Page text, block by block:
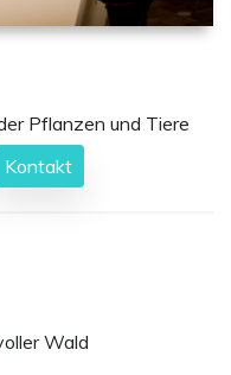
Pflanzen und Tiere
Kontakt
Wald